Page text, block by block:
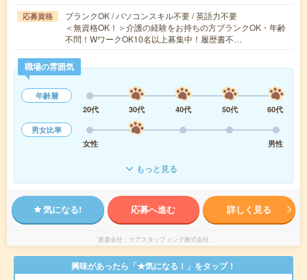
応募資格
ブランクOK / パソコンスキル不要 / 英語力不要
＜無資格OK！＞介護の経験をお持ちの方ブランクOK・年齢
不問！WワークOK10名以上募集中！履歴書不…
職場の雰囲気
年齢層
20代
30代 40代 50代
60代
男女比率
女性
男性
もっと見る
気になる! 応募へ進む 詳しく見る
派遣会社 ケアスタッフィング株式会社
興味があったら「★気になる！」をタップ！